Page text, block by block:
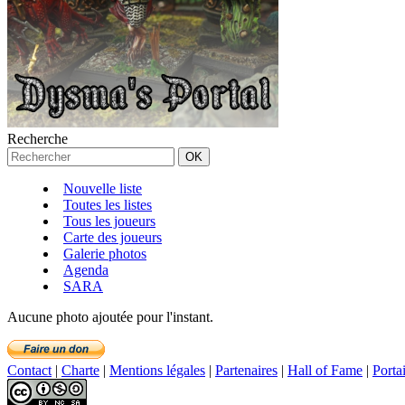
Recherche
Nouvelle liste
Toutes les listes
Tous les joueurs
Carte des joueurs
Galerie photos
Agenda
SARA
Aucune photo ajoutée pour l'instant.
Contact | Charte | Mentions légales | Partenaires | Hall of Fame |